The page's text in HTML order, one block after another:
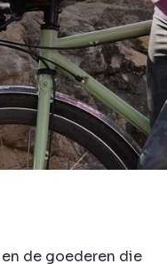
de goederen die